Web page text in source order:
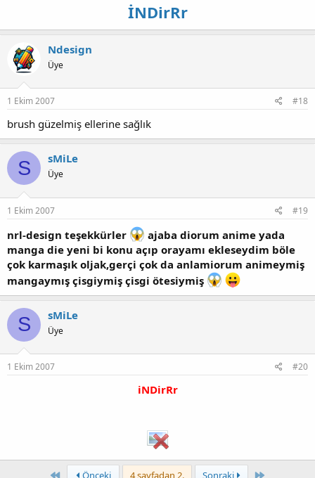
İNDirRr
Ndesign
Üye
1 Ekim 2007 #18
brush güzelmiş ellerine sağlık
S sMiLe
Üye
1 Ekim 2007 #19
nrl-design teşekkürler
ajaba diorum anime yada
manga die yeni bi konu açıp orayamı ekleseydim böle
çok karmaşık oljak,gerçi çok da anlamiorum animeymiş
mangaymış çisgiymiş çisgi ötesiymiş
S sMiLe
Üye
1 Ekim 2007 #20
iNDirRr
First Önceki 4 sayfadan 2. Sonraki Last